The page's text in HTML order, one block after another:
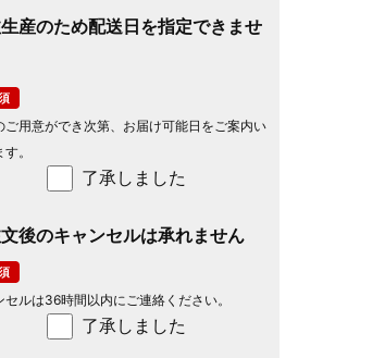
産のため配送日を指定できませ
了承しました
ご用意ができ次第、お届け可能日をご案内い
。
後のキャンセルは承れません
了承しました
セルは36時間以内にご連絡ください。